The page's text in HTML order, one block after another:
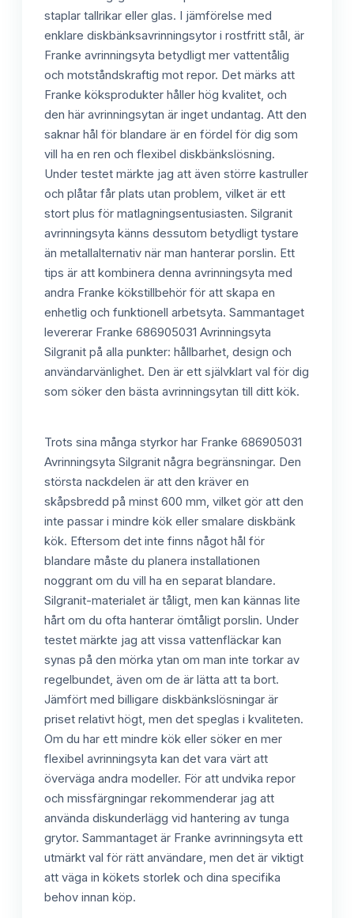
staplar tallrikar eller glas. I jämförelse med
enklare diskbänksavrinningsytor i rostfritt stål, är
Franke avrinningsyta betydligt mer vattentålig
och motståndskraftig mot repor. Det märks att
Franke köksprodukter håller hög kvalitet, och
den här avrinningsytan är inget undantag. Att den
saknar hål för blandare är en fördel för dig som
vill ha en ren och flexibel diskbänkslösning.
Under testet märkte jag att även större kastruller
och plåtar får plats utan problem, vilket är ett
stort plus för matlagningsentusiasten. Silgranit
avrinningsyta känns dessutom betydligt tystare
än metallalternativ när man hanterar porslin. Ett
tips är att kombinera denna avrinningsyta med
andra Franke kökstillbehör för att skapa en
enhetlig och funktionell arbetsyta. Sammantaget
levererar Franke 686905031 Avrinningsyta
Silgranit på alla punkter: hållbarhet, design och
användarvänlighet. Den är ett självklart val för dig
som söker den bästa avrinningsytan till ditt kök.
Trots sina många styrkor har Franke 686905031
Avrinningsyta Silgranit några begränsningar. Den
största nackdelen är att den kräver en
skåpsbredd på minst 600 mm, vilket gör att den
inte passar i mindre kök eller smalare diskbänk
kök. Eftersom det inte finns något hål för
blandare måste du planera installationen
noggrant om du vill ha en separat blandare.
Silgranit-materialet är tåligt, men kan kännas lite
hårt om du ofta hanterar ömtåligt porslin. Under
testet märkte jag att vissa vattenfläckar kan
synas på den mörka ytan om man inte torkar av
regelbundet, även om de är lätta att ta bort.
Jämfört med billigare diskbänkslösningar är
priset relativt högt, men det speglas i kvaliteten.
Om du har ett mindre kök eller söker en mer
flexibel avrinningsyta kan det vara värt att
överväga andra modeller. För att undvika repor
och missfärgningar rekommenderar jag att
använda diskunderlägg vid hantering av tunga
grytor. Sammantaget är Franke avrinningsyta ett
utmärkt val för rätt användare, men det är viktigt
att väga in kökets storlek och dina specifika
behov innan köp.